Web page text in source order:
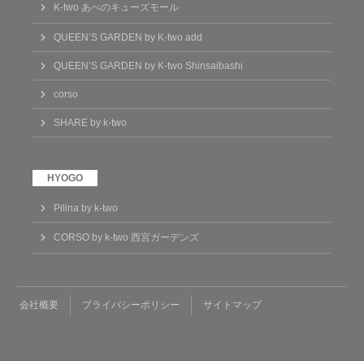
K-two あべのキューズモール
QUEEN’S GARDEN by K-two add
QUEEN’S GARDEN by K-two Shinsaibashi
corso
SHARE by k-two
Pilina by k-two
CORSO by k-two 西宮ガーデンズ
会社概要 プライバシーポリシー サイトマップ